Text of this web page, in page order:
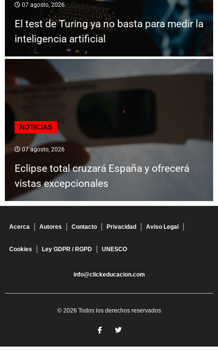
07 agosto, 2026
El test de Turing ya no basta para medir la
inteligencia artificial
NOTICIAS
07 agosto, 2026
Eclipse total cruzará España y ofrecerá
vistas excepcionales
Acerca Autores Contacto Privacidad Aviso Legal
Cookies Ley GDPR / RGPD UNESCO
info@clickeducacion.com
© 2026 Todos los derechos reservados